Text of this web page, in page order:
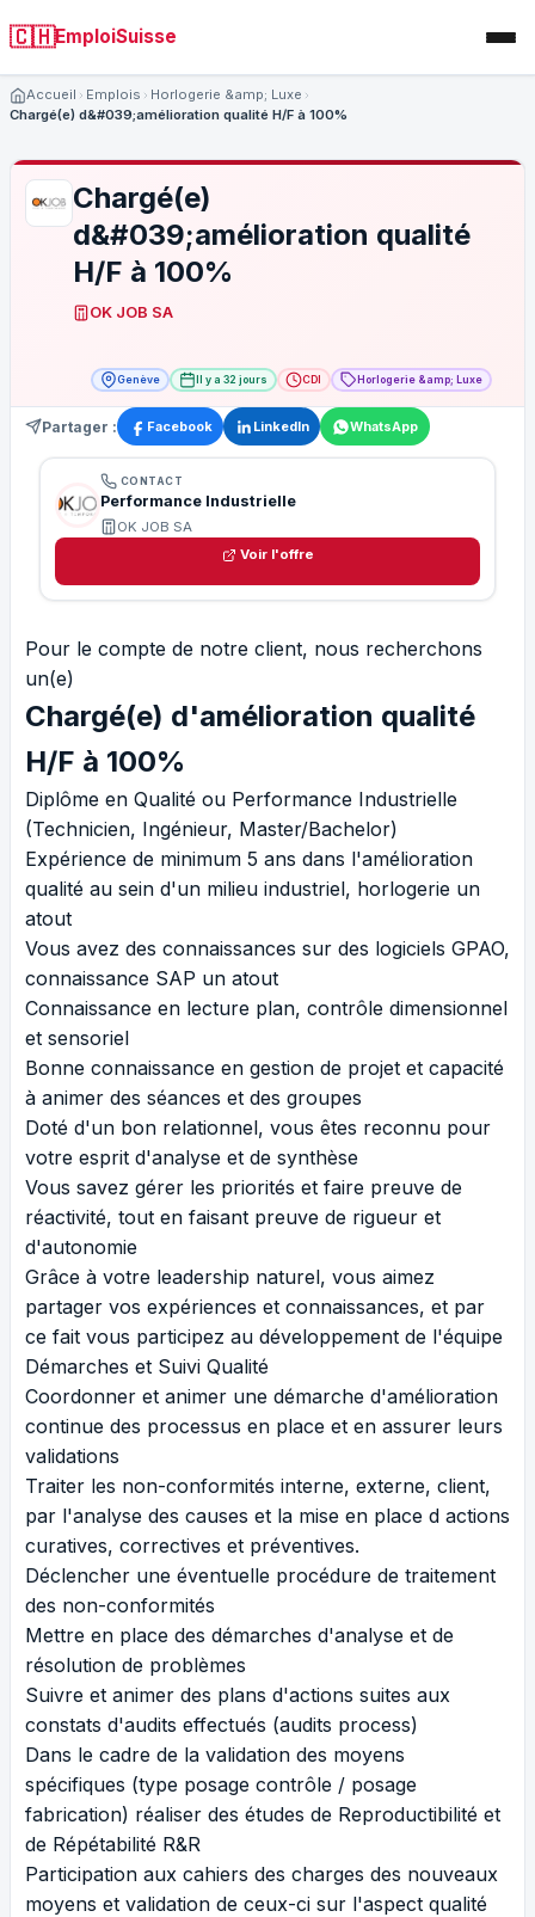
🇨🇭EmploiSuisse
Accueil Emplois
Horlogerie &amp; Luxe
Chargé(e) d&#039;amélioration qualité H/F à 100%
Chargé(e)
d&#039;amélioration qualité
H/F à 100%
OK JOB SA
Genève Il y a 32 jours CDI Horlogerie &amp; Luxe
Partager : Facebook LinkedIn WhatsApp
CONTACT
Performance Industrielle
OK JOB SA
Voir l'offre
Pour le compte de notre client, nous recherchons
un(e)
Chargé(e) d'amélioration qualité
H/F à 100%
Diplôme en Qualité ou Performance Industrielle
(Technicien, Ingénieur, Master/Bachelor)
Expérience de minimum 5 ans dans l'amélioration
qualité au sein d'un milieu industriel, horlogerie un
atout
Vous avez des connaissances sur des logiciels GPAO,
connaissance SAP un atout
Connaissance en lecture plan, contrôle dimensionnel
et sensoriel
Bonne connaissance en gestion de projet et capacité
à animer des séances et des groupes
Doté d'un bon relationnel, vous êtes reconnu pour
votre esprit d'analyse et de synthèse
Vous savez gérer les priorités et faire preuve de
réactivité, tout en faisant preuve de rigueur et
d'autonomie
Grâce à votre leadership naturel, vous aimez
partager vos expériences et connaissances, et par
ce fait vous participez au développement de l'équipe
Démarches et Suivi Qualité
Coordonner et animer une démarche d'amélioration
continue des processus en place et en assurer leurs
validations
Traiter les non-conformités interne, externe, client,
par l'analyse des causes et la mise en place d actions
curatives, correctives et préventives.
Déclencher une éventuelle procédure de traitement
des non-conformités
Mettre en place des démarches d'analyse et de
résolution de problèmes
Suivre et animer des plans d'actions suites aux
constats d'audits effectués (audits process)
Dans le cadre de la validation des moyens
spécifiques (type posage contrôle / posage
fabrication) réaliser des études de Reproductibilité et
de Répétabilité R&R
Participation aux cahiers des charges des nouveaux
moyens et validation de ceux-ci sur l'aspect qualité